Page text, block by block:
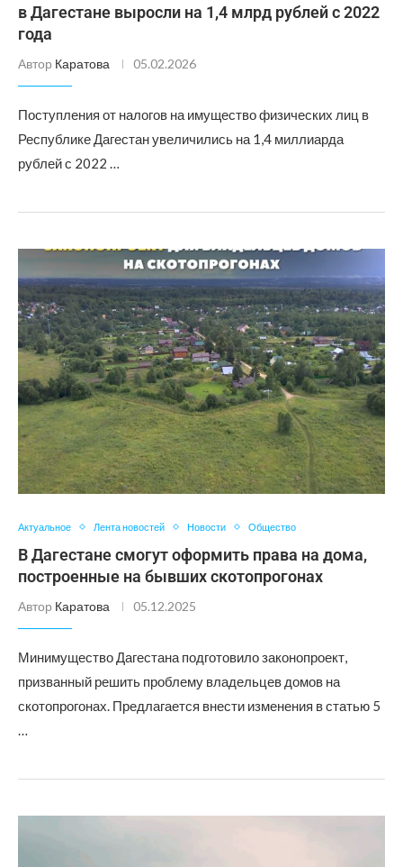
в Дагестане выросли на 1,4 млрд рублей с 2022
года
Автор Каратова 05.02.2026
Поступления от налогов на имущество физических лиц в
Республике Дагестан увеличились на 1,4 миллиарда
рублей с 2022 …
Актуальное Лента новостей Новости Общество
В Дагестане смогут оформить права на дома,
построенные на бывших скотопрогонах
Автор Каратова 05.12.2025
Минимущество Дагестана подготовило законопроект,
призванный решить проблему владельцев домов на
скотопрогонах. Предлагается внести изменения в статью 5
…